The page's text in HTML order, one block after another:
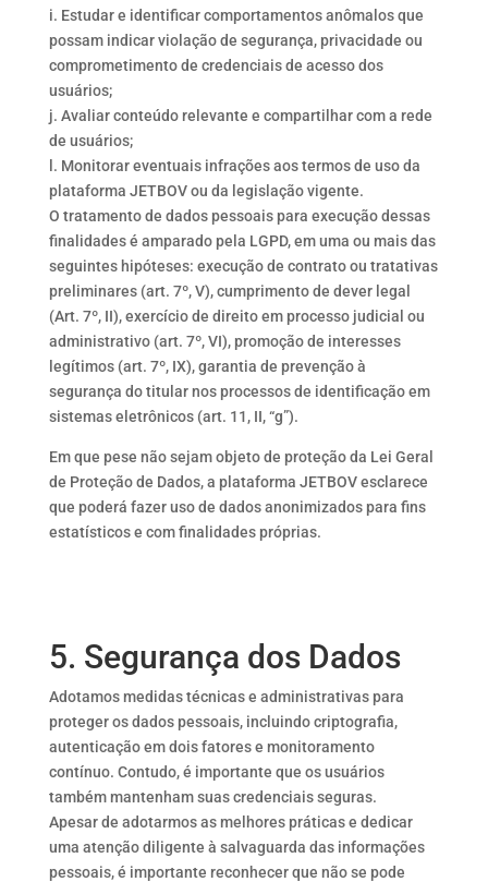
i. Estudar e identificar comportamentos anômalos que
possam indicar violação de segurança, privacidade ou
comprometimento de credenciais de acesso dos
usuários;
j. Avaliar conteúdo relevante e compartilhar com a rede
de usuários;
l. Monitorar eventuais infrações aos termos de uso da
plataforma JETBOV ou da legislação vigente.
O tratamento de dados pessoais para execução dessas
finalidades é amparado pela LGPD, em uma ou mais das
seguintes hipóteses: execução de contrato ou tratativas
preliminares (art. 7º, V), cumprimento de dever legal
(Art. 7º, II), exercício de direito em processo judicial ou
administrativo (art. 7º, VI), promoção de interesses
legítimos (art. 7º, IX), garantia de prevenção à
segurança do titular nos processos de identificação em
sistemas eletrônicos (art. 11, II, “g”).
Em que pese não sejam objeto de proteção da Lei Geral
de Proteção de Dados, a plataforma JETBOV esclarece
que poderá fazer uso de dados anonimizados para fins
estatísticos e com finalidades próprias.
5. Segurança dos Dados
Adotamos medidas técnicas e administrativas para
proteger os dados pessoais, incluindo criptografia,
autenticação em dois fatores e monitoramento
contínuo. Contudo, é importante que os usuários
também mantenham suas credenciais seguras.
Apesar de adotarmos as melhores práticas e dedicar
uma atenção diligente à salvaguarda das informações
pessoais, é importante reconhecer que não se pode